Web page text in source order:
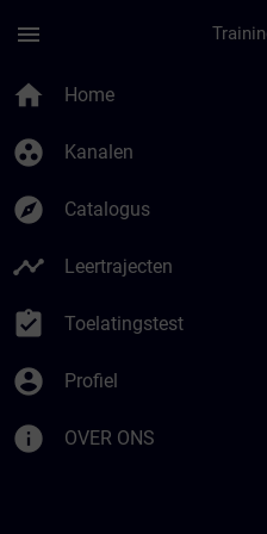
menu
home Home
group_work Kanalen
explore Catalogus
timeline Leertrajecten
assignment_turned_in Toelatingstest
account_circle Profiel
info OVER ONS